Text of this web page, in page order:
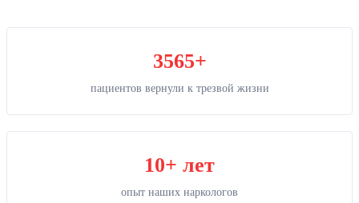
3565+
пациентов вернули к трезвой жизни
10+ лет
опыт наших наркологов